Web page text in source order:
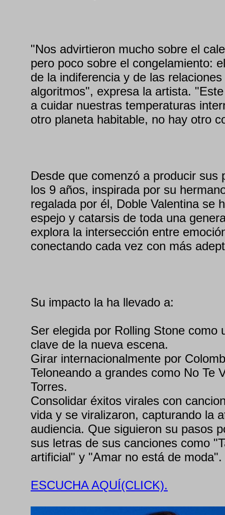
"Nos advirtieron mucho sobre el
pero poco sobre el congelamiento:
de la indiferencia y de las
algoritmos", expresa la artista.
a cuidar nuestras temperaturas
otro planeta habitable, no hay otro
Desde que comenzó a producir sus
los 9 años, inspirada por su
regalada por él, Doble Valentina se
espejo y catarsis de toda una
explora la intersección entre
conectando cada vez con más
Su impacto la ha llevado a:
Ser elegida por Rolling Stone como
clave de la nueva escena.
Girar internacionalmente por
Teloneando a grandes como No Te
Torres.
Consolidar éxitos virales con
vida y se viralizaron, capturando la
audiencia. Que siguieron su pasos
sus letras de sus canciones como
artificial" y "Amar no está de moda".
ESCUCHA AQUÍ(CLICK).